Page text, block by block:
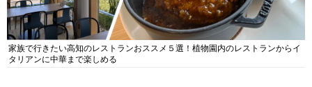
家族で行きたい高知のレストランおススメ５選！植物園内のレストランからイ
タリアンに中華まで楽しめる